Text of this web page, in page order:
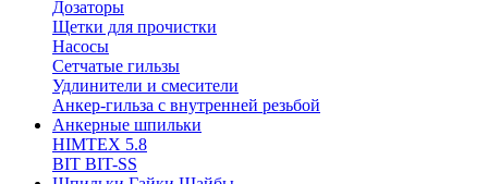
Дозаторы
Щетки для прочистки
Насосы
Сетчатые гильзы
Удлинители и смесители
Анкер-гильза с внутренней резьбой
Анкерные шпильки
HIMTEX 5.8
BIT BIT-SS